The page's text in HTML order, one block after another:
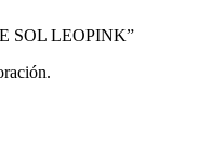
SOL LEOPINK”